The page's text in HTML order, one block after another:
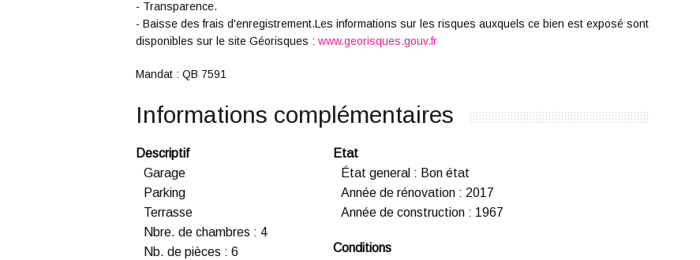
- Transparence.
- Baisse des frais d'enregistrement.Les informations sur les risques auxquels ce bien est exposé sont
disponibles sur le site Géorisques : www.georisques.gouv.fr
Mandat : QB 7591
Informations complémentaires
Descriptif
Garage
Parking
Terrasse
Nbre. de chambres : 4
Nb. de pièces : 6
Etat
État general : Bon état
Année de rénovation : 2017
Année de construction : 1967
Conditions